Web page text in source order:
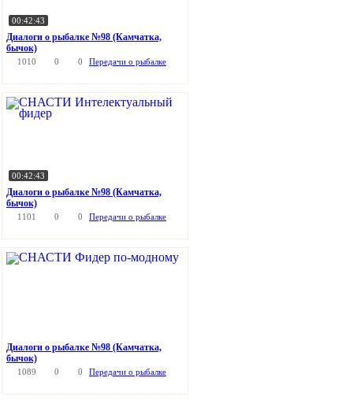
00:42:43
Диалоги о рыбалке №98 (Камчатка,
бычок)
1010 0 0 Передачи о рыбалке
00:42:43
Диалоги о рыбалке №98 (Камчатка,
бычок)
1101 0 0 Передачи о рыбалке
Диалоги о рыбалке №98 (Камчатка,
бычок)
1089 0 0 Передачи о рыбалке